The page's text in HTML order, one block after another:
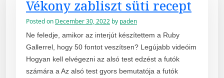
Vékony zabliszt süti recept
Posted on December 30, 2022 by paden
Ne feledje, amikor az interjút készítettem a Ruby
Gallerrel, hogy 50 fontot veszítsen? Legújabb videóim
Hogyan kell elvégezni az alsó test edzést a futók
számára a Az alsó test gyors bemutatója a futók